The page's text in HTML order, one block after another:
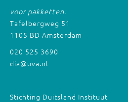
voor pakketten:
Tafelbergweg 51
1105 BD Amsterdam
020 525 3690
dia@uva.nl
Stichting Duitsland Instituut